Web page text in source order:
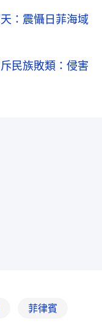
：震懾日菲海域
民族敗類：侵害
菲律賓